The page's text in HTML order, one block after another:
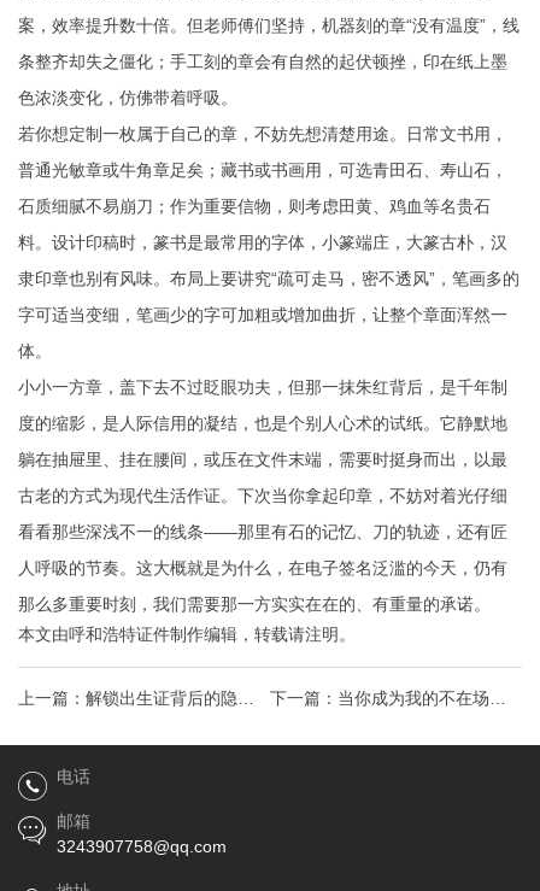
案，效率提升数十倍。但老师傅们坚持，机器刻的章“没有温度”，线
条整齐却失之僵化；手工刻的章会有自然的起伏顿挫，印在纸上墨
色浓淡变化，仿佛带着呼吸。
若你想定制一枚属于自己的章，不妨先想清楚用途。日常文书用，
普通光敏章或牛角章足矣；藏书或书画用，可选青田石、寿山石，
石质细腻不易崩刀；作为重要信物，则考虑田黄、鸡血等名贵石
料。设计印稿时，篆书是最常用的字体，小篆端庄，大篆古朴，汉
隶印章也别有风味。布局上要讲究“疏可走马，密不透风”，笔画多的
字可适当变细，笔画少的字可加粗或增加曲折，让整个章面浑然一
体。
小小一方章，盖下去不过眨眼功夫，但那一抹朱红背后，是千年制
度的缩影，是人际信用的凝结，也是个别人心术的试纸。它静默地
躺在抽屉里、挂在腰间，或压在文件末端，需要时挺身而出，以最
古老的方式为现代生活作证。下次当你拿起印章，不妨对着光仔细
看看那些深浅不一的线条——那里有石的记忆、刀的轨迹，还有匠
人呼吸的节奏。这大概就是为什么，在电子签名泛滥的今天，仍有
那么多重要时刻，我们需要那一方实实在在的、有重量的承诺。
本文由呼和浩特证件制作编辑，转载请注明。
上一篇： 解锁出生证背后的隐藏
价值：新手父母必读指南
下一篇： 当你成为我的不在场证
人
电话
邮箱
3243907758@qq.com